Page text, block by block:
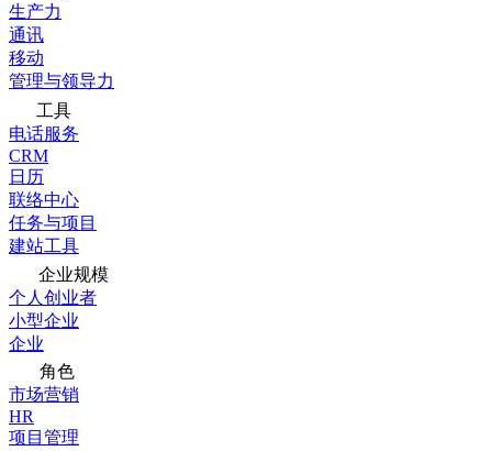
生产力
通讯
移动
管理与领导力
工具
电话服务
CRM
日历
联络中心
任务与项目
建站工具
企业规模
个人创业者
小型企业
企业
角色
市场营销
HR
项目管理